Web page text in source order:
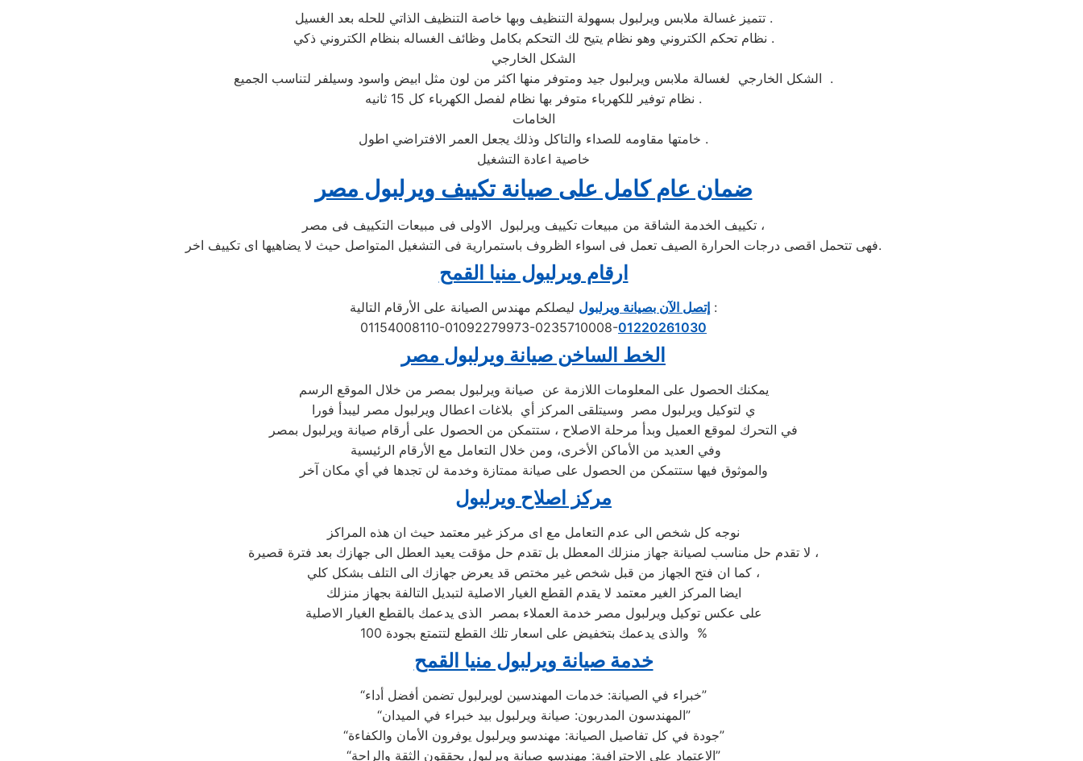
تتميز غسالة ملابس ويرلبول بسهولة التنظيف وبها خاصة التنظيف الذاتي للحله بعد الغسيل .
نظام تحكم الكتروني وهو نظام يتيح لك التحكم بكامل وظائف الغساله بنظام الكتروني ذكي .
الشكل الخارجي
الشكل الخارجي لغسالة ملابس ويرلبول جيد ومتوفر منها اكثر من لون مثل ابيض واسود وسيلفر لتناسب الجميع .
نظام توفير للكهرباء متوفر بها نظام لفصل الكهرباء كل 15 ثانيه .
الخامات
خامتها مقاومه للصداء والتاكل وذلك يجعل العمر الافتراضي اطول .
خاصية اعادة التشغيل
ضمان عام كامل على صيانة تكييف ويرلبول مصر
تكييف الخدمة الشاقة من مبيعات تكييف ويرلبول الاولى فى مبيعات التكييف فى مصر ،
فهى تتحمل اقصى درجات الحرارة الصيف تعمل فى اسواء الظروف باستمرارية فى التشغيل المتواصل حيث لا يضاهيها اى تكييف اخر.
ارقام ويرلبول منيا القمح
إتصل الآن بصيانة ويرلبول ليصلكم مهندس الصيانة على الأرقام التالية :
01154008110-01092279973-0235710008-01220261030
الخط الساخن صيانة ويرلبول مصر
يمكنك الحصول على المعلومات اللازمة عن صيانة ويرلبول بمصر من خلال الموقع الرسم
ي لتوكيل ويرلبول مصر وسيتلقى المركز أي بلاغات اعطال ويرلبول مصر ليبدأ فورا
في التحرك لموقع العميل وبدأ مرحلة الاصلاح ، ستتمكن من الحصول على أرقام صيانة ويرلبول بمصر
وفي العديد من الأماكن الأخرى، ومن خلال التعامل مع الأرقام الرئيسية
والموثوق فيها ستتمكن من الحصول على صيانة ممتازة وخدمة لن تجدها في أي مكان آخر
مركز اصلاح ويرلبول
نوجه كل شخص الى عدم التعامل مع اى مركز غير معتمد حيث ان هذه المراكز
لا تقدم حل مناسب لصيانة جهاز منزلك المعطل بل تقدم حل مؤقت يعيد العطل الى جهازك بعد فترة قصيرة ،
كما ان فتح الجهاز من قبل شخص غير مختص قد يعرض جهازك الى التلف بشكل كلي ،
ايضا المركز الغير معتمد لا يقدم القطع الغيار الاصلية لتبديل التالفة بجهاز منزلك
على عكس توكيل ويرلبول مصر خدمة العملاء بمصر الذى يدعمك بالقطع الغيار الاصلية
والذى يدعمك بتخفيض على اسعار تلك القطع لتتمتع بجودة 100 %
خدمة صيانة ويرلبول منيا القمح
“خبراء في الصيانة: خدمات المهندسين لويرلبول تضمن أفضل أداء”
“المهندسون المدربون: صيانة ويرلبول بيد خبراء في الميدان”
“جودة في كل تفاصيل الصيانة: مهندسو ويرلبول يوفرون الأمان والكفاءة”
“الاعتماد على الاحترافية: مهندسو صيانة ويرلبول يحققون الثقة والراحة”